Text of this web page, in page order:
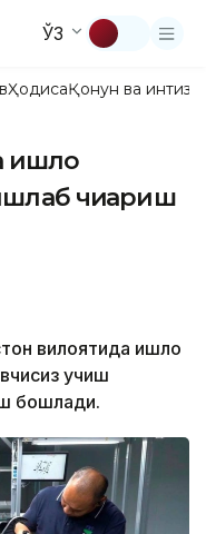
ЎЗ
ҲодисаҚонун ва
чиқариш
вилоятида қишлоқ
учиш
бошлади.